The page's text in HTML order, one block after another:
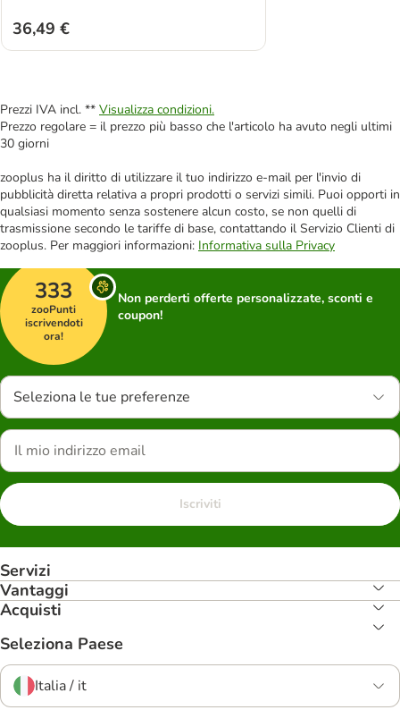
36,49 €
Prezzi IVA incl. ** Visualizza condizioni.
Prezzo regolare = il prezzo più basso che l'articolo ha avuto negli ultimi
30 giorni
zooplus ha il diritto di utilizzare il tuo indirizzo e-mail per l'invio di
pubblicità diretta relativa a propri prodotti o servizi simili. Puoi opporti in
qualsiasi momento senza sostenere alcun costo, se non quelli di
trasmissione secondo le tariffe di base, contattando il Servizio Clienti di
zooplus. Per maggiori informazioni: Informativa sulla Privacy
333
zooPunti
iscrivendoti
ora!
Non perderti offerte personalizzate, sconti e
coupon!
Seleziona le tue preferenze
Iscriviti
Servizi
Vantaggi
Acquisti
Seleziona Paese
Italia / it